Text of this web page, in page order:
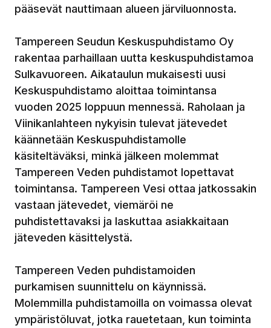
pääsevät nauttimaan alueen järviluonnosta.
Tampereen Seudun Keskuspuhdistamo Oy
rakentaa parhaillaan uutta keskuspuhdistamoa
Sulkavuoreen. Aikataulun mukaisesti uusi
Keskuspuhdistamo aloittaa toimintansa
vuoden 2025 loppuun mennessä. Raholaan ja
Viinikanlahteen nykyisin tulevat jätevedet
käännetään Keskuspuhdistamolle
käsiteltäväksi, minkä jälkeen molemmat
Tampereen Veden puhdistamot lopettavat
toimintansa. Tampereen Vesi ottaa jatkossakin
vastaan jätevedet, viemäröi ne
puhdistettavaksi ja laskuttaa asiakkaitaan
jäteveden käsittelystä.
Tampereen Veden puhdistamoiden
purkamisen suunnittelu on käynnissä.
Molemmilla puhdistamoilla on voimassa olevat
ympäristöluvat, jotka rauetetaan, kun toiminta